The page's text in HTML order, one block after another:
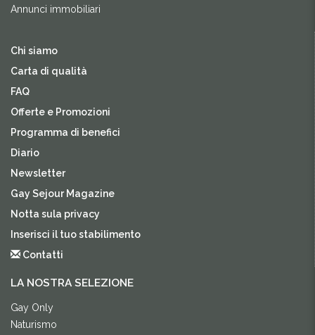
Annunci immobiliari
Chi siamo
Carta di qualità
FAQ
Offerte e Promozioni
Programma di benefici
Diario
Newsletter
Gay Sejour Magazine
Notta sula privacy
Inserisci il tuo stabilimento
Contatti
LA NOSTRA SELEZIONE
Gay Only
Naturismo